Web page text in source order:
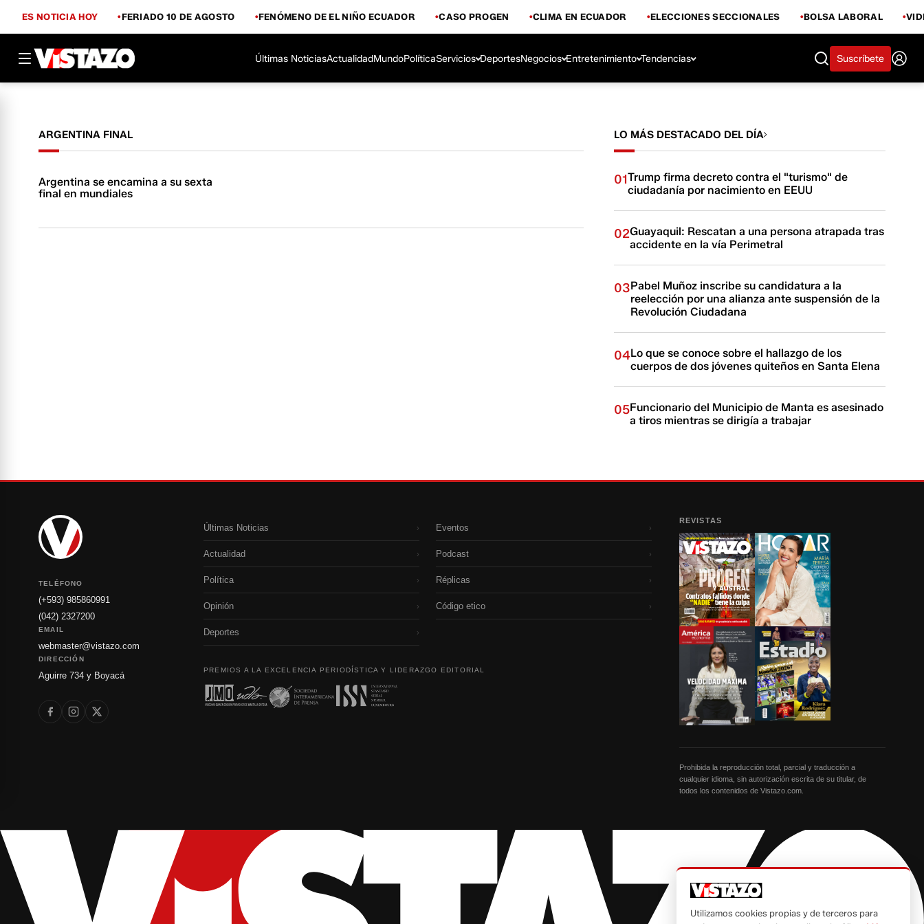
ES NOTICIA HOY FERIADO 10 DE AGOSTO FENÓMENO DE EL NIÑO ECUADOR CASO PROGEN CLIMA EN ECUADOR ELECCIONES SECCIONALES BOLSA LABORAL
Últimas NoticiasActualidadMundoPolíticaServicios DeportesNegocios Entretenimiento Tendencias Suscríbete
ARGENTINA FINAL
Argentina se encamina a su sexta
final en mundiales
LO MÁS DESTACADO DEL DÍA
01Trump firma decreto contra el "turismo" de
ciudadanía por nacimiento en EEUU
02Guayaquil: Rescatan a una persona atrapada tras
accidente en la vía Perimetral
03Pabel Muñoz inscribe su candidatura a la
reelección por una alianza ante suspensión de la
Revolución Ciudadana
04Lo que se conoce sobre el hallazgo de los
cuerpos de dos jóvenes quiteños en Santa Elena
05Funcionario del Municipio de Manta es asesinado
a tiros mientras se dirigía a trabajar
TELÉFONO
(+593) 985860991
(042) 2327200
EMAIL
webmaster@vistazo.com
DIRECCIÓN
Aguirre 734 y Boyacá
Últimas Noticias ›
Actualidad ›
Política ›
Opinión ›
Deportes ›
Eventos ›
Podcast ›
Réplicas ›
Código etico ›
PREMIOS A LA EXCELENCIA PERIODÍSTICA Y LIDERAZGO EDITORIAL
REVISTAS
Prohibida la reproducción total, parcial y traducción a
cualquier idioma, sin autorización escrita de su titular, de
todos los contenidos de Vistazo.com.
Utilizamos cookies propias y de terceros para